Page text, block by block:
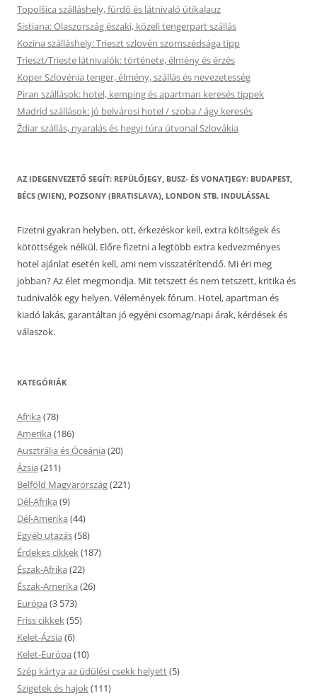
Topolšica szálláshely, fürdő és látnivaló útikalauz
Sistiana: Olaszország északi, közeli tengerpart szállás
Kozina szálláshely: Trieszt szlovén szomszédsága tipp
Trieszt/Trieste látnivalók: története, élmény és érzés
Koper Szlovénia tenger, élmény, szállás és nevezetesség
Piran szállások: hotel, kemping és apartman keresés tippek
Madrid szállások: jó belvárosi hotel / szoba / ágy keresés
Ždiar szállás, nyaralás és hegyi túra útvonal Szlovákia
AZ IDEGENVEZETŐ SEGÍT: REPÜLŐJEGY, BUSZ- ÉS VONATJEGY: BUDAPEST,
BÉCS (WIEN), POZSONY (BRATISLAVA), LONDON STB. INDULÁSSAL
Fizetni gyakran helyben, ott, érkezéskor kell, extra költségek és
kötöttségek nélkül. Előre fizetni a legtöbb extra kedvezményes
hotel ajánlat esetén kell, ami nem visszatérítendő. Mi éri meg
jobban? Az élet megmondja. Mit tetszett és nem tetszett, kritika és
tudnivalók egy helyen. Vélemények fórum. Hotel, apartman és
kiadó lakás, garantáltan jó egyéni csomag/napi árak, kérdések és
válaszok.
KATEGÓRIÁK
Afrika (78)
Amerika (186)
Ausztrália és Óceánia (20)
Ázsia (211)
Belföld Magyarország(221)
Dél-Afrika (9)
Dél-Amerika (44)
Egyéb utazás(58)
Érdekes cikkek(187)
Észak-Afrika (22)
Észak-Amerika (26)
Európa (3 573)
Friss cikkek(55)
Kelet-Ázsia (6)
Kelet-Európa (10)
Szép kártya az üdülési csekk helyett(5)
Szigetek és hajok(111)